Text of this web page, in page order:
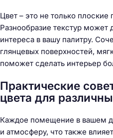
Цвет – это не только плоские
Разнообразие текстур может
интереса в вашу палитру.
глянцевых поверхностей,
поможет сделать интерьер
Практические
цвета для
Каждое помещение в вашем
и атмосферу, что также